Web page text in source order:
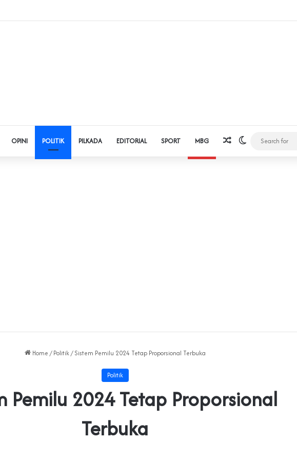
Judol dan Pinjol, Polda Banten Gandeng SPSI Perkuat Literasi Digital
OPINI POLITIK PILKADA EDITORIAL SPORT MBG Random Article
Switch skin
Home / Politik / Sistem Pemilu 2024 Tetap Proporsional Terbuka
Politik
Pemilu 2024 Tetap Proporsional
Terbuka